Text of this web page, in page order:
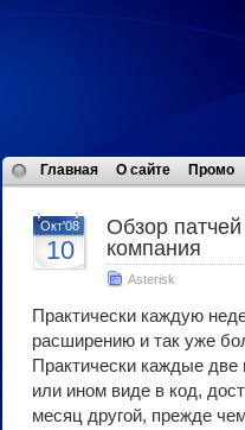
Главная О сайте Промо
Окт'08
10
Обзор
компания
Asterisk
Практически каждую
расширению и так уже
Практически каждые
или ином виде в код,
месяц другой, прежде